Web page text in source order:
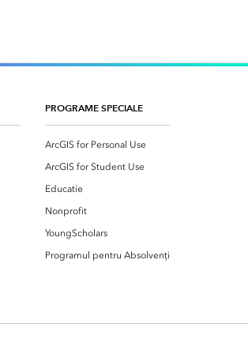
Mentenanță Esri România
Blog
Portal educație
Comunitatea Esri (GeoNet)
Documentație
Blog ArcGIS
PROGRAME SPECIALE
ArcGIS for Personal Use
ArcGIS for Student Use
Educatie
Nonprofit
YoungScholars
Programul pentru Absolvenți